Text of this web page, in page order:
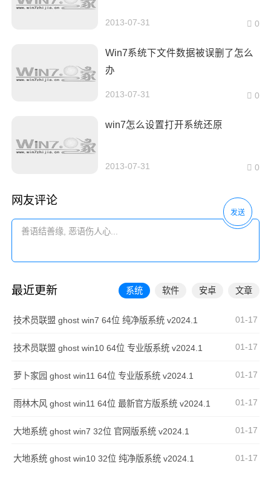
2013-07-31 0
Win7系统下文件数据被误删了怎么
办
2013-07-31 0
win7怎么设置打开系统还原
2013-07-31 0
网友评论
发送
最近更新 系统 软件 安卓 文章
技术员联盟 ghost win7 64位 纯净版系统 v2024.1 01-17
技术员联盟 ghost win10 64位 专业版系统 v2024.1 01-17
萝卜家园 ghost win11 64位 专业版系统 v2024.1 01-17
雨林木风 ghost win11 64位 最新官方版系统 v2024.1 01-17
大地系统 ghost win7 32位 官网版系统 v2024.1 01-17
大地系统 ghost win10 32位 纯净版系统 v2024.1 01-17